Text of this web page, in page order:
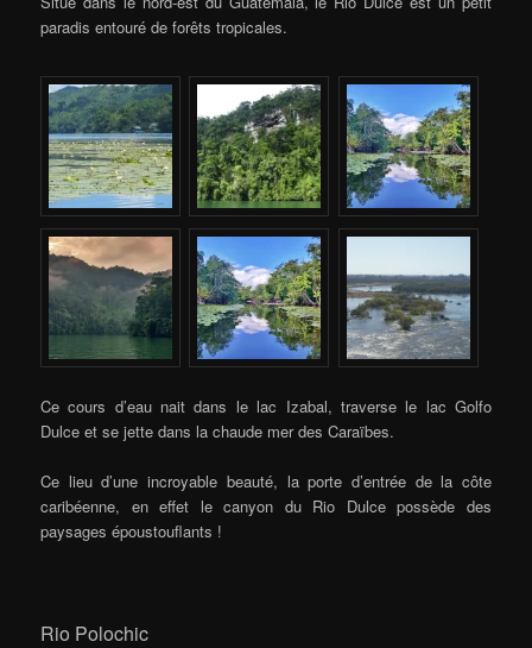
paradis entouré de forêts tropicales.
Ce cours d’eau nait dans le lac Izabal, traverse le lac Golfo
Dulce et se jette dans la chaude mer des Caraïbes.
Ce lieu d’une incroyable beauté, la porte d’entrée de la côte
caribéenne, en effet le canyon du Rio Dulce possède des
paysages époustouflants !
Rio Polochic